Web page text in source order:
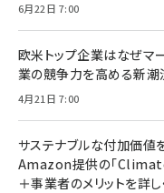
6月22日 7:00
欧米トップ企業はなぜマ
業の競争力を高める新潮
4月21日 7:00
サステナブルな付加価値
Amazon提供の「
＋事業者のメリットを詳